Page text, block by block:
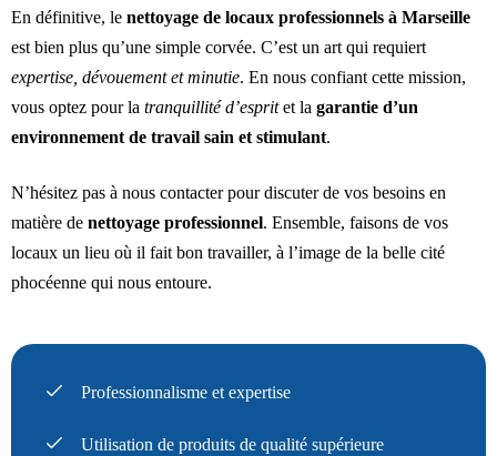
En définitive, le nettoyage de locaux professionnels à Marseille
est bien plus qu’une simple corvée. C’est un art qui requiert
expertise, dévouement et minutie. En nous confiant cette mission,
vous optez pour la tranquillité d’espritet la garantie d’un
environnement de travail sain et stimulant.
N’hésitez pas à nous contacter pour discuter de vos besoins en
matière de nettoyage professionnel. Ensemble, faisons de vos
locaux un lieu où il fait bon travailler, à l’image de la belle cité
phocéenne qui nous entoure.
Professionnalisme et expertise
Utilisation de produits de qualité supérieure